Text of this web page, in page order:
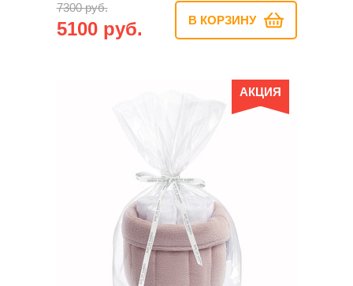
7300 руб.
5100 руб. В КОРЗИНУ
АКЦИЯ